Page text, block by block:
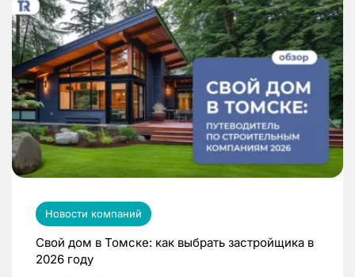
Новости компаний
Свой дом в Томске: как выбрать застройщика в
2026 году